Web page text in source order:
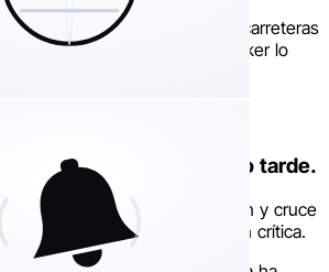
su furgoneta por las carreteras
equipaje de viaje: el mismo tracker lo
de que sea demasiado tarde.
vibración, inclinación y cruce
push instantánea y notificación crítica.